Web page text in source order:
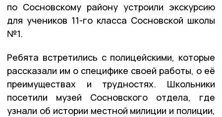
по Сосновскому району устроили экскурсию
для учеников 11-го класса Сосновской школы
№1.
Ребята встретились с полицейскими, которые
рассказали им о специфике своей работы, о её
преимуществах и трудностях. Школьники
посетили музей Сосновского отдела, где
узнали об истории местной милиции и полиции,